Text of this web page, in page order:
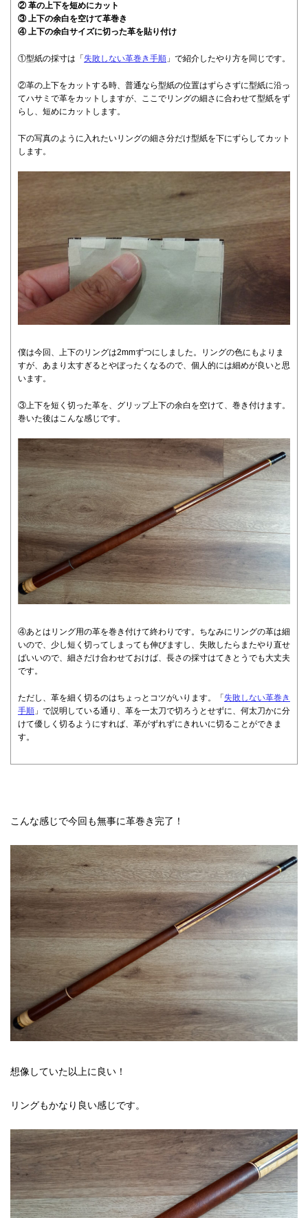
② 革の上下を短めにカット
③ 上下の余白を空けて革巻き
④ 上下の余白サイズに切った革を貼り付け
①型紙の採寸は「 失敗しない革巻き手順 」で紹介したやり方を同じです。
②革の上下をカットする時、普通なら型紙の位置はずらさずに型紙に沿っ
てハサミで革をカットしますが、ここでリングの細さに合わせて型紙をず
らし、短めにカットします。
下の写真のように入れたいリングの細さ分だけ型紙を下にずらしてカット
します。
僕は今回、上下のリングは2mmずつにしました。リングの色にもよりま
すが、あまり太すぎるとやぼったくなるので、個人的には細めが良いと思
います。
③上下を短く切った革を、グリップ上下の余白を空けて、巻き付けます。
巻いた後はこんな感じです。
④あとはリング用の革を巻き付けて終わりです。ちなみにリングの革は細
いので、少し短く切ってしまっても伸びますし、失敗したらまたやり直せ
ばいいので、細さだけ合わせておけば、長さの採寸はてきとうでも大丈夫
です。
ただし、革を細く切るのはちょっとコツがいります。「 失敗しない革巻き
手順 」で説明している通り、革を一太刀で切ろうとせずに、何太刀かに分
けて優しく切るようにすれば、革がずれずにきれいに切ることができま
す。
こんな感じで今回も無事に革巻き完了！
想像していた以上に良い！
リングもかなり良い感じです。